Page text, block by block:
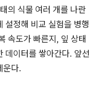
의 식물 여러 개를 나란
설정해 비교 실험을 병행
속도가 빠른지, 잎 상태
데이터를 쌓아간다. 앞선
운다.